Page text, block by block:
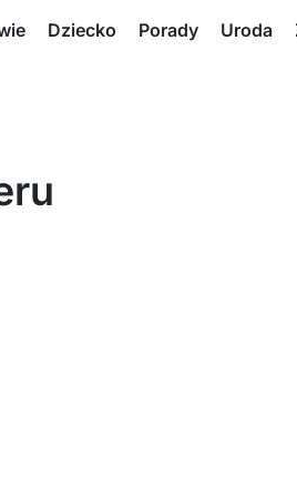
Dziecko Porady Uroda